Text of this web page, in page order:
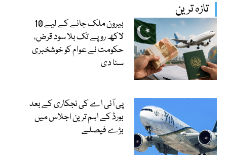
تازہ ترین
بیرون ملک جانے کے لیے 10
لاکھ روپے تک بلا سود قرض،
حکومت نے عوام کو خوشخبری
سنا دی
پی آئی اے کی نجکاری کے بعد
بورڈ کے اہم ترین اجلاس میں
بڑے فیصلے